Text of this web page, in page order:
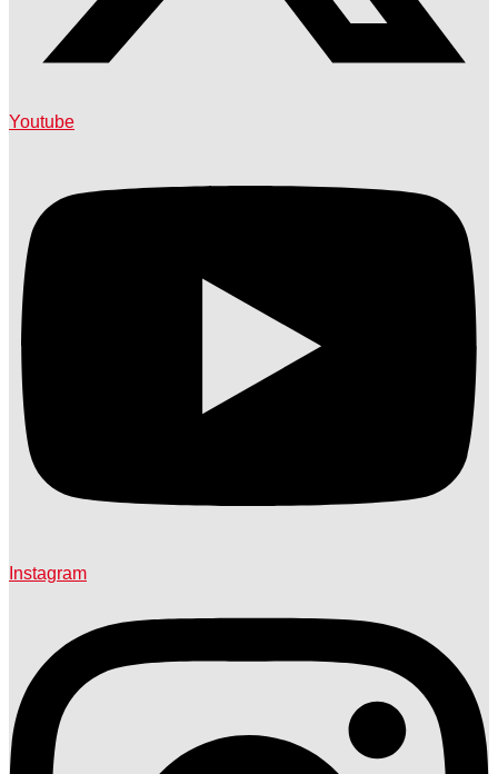
Youtube
Instagram